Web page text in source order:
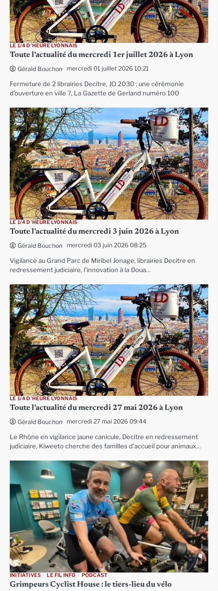
LE 1/4 D'HEURE LYONNAIS
Toute l’actualité du mercredi 1er juillet 2026 à Lyon
Gérald Bouchon mercredi 01 juillet 2026 10:21
Fermeture de 2 librairies Decitre, JO 2030 : une cérémonie
d’ouverture en ville ?, La Gazette de Gerland numéro 100
LE 1/4 D'HEURE LYONNAIS
Toute l’actualité du mercredi 3 juin 2026 à Lyon
Gérald Bouchon mercredi 03 juin 2026 08:25
Vigilance au Grand Parc de Miribel Jonage, librairies Decitre en
redressement judiciaire, l’innovation à la Doua…
LE 1/4 D'HEURE LYONNAIS
Toute l’actualité du mercredi 27 mai 2026 à Lyon
Gérald Bouchon mercredi 27 mai 2026 09:44
Le Rhône en vigilance jaune canicule, Decitre en redressement
judiciaire, Kiweeto cherche des familles d’accueil pour animaux…
INITIATIVES LE FIL INFO PODCAST
Grimpeurs Cyclist House : le tiers-lieu du vélo